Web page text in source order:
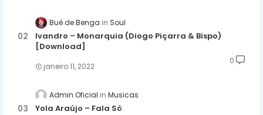
Bué de Benga Soul
Ivandro – Monarquia (Diogo Piçarra & Bispo)
[Download]
janeiro 11, 2022
0
Admin Oficial Musicas
Yola Araújo – Fala Só